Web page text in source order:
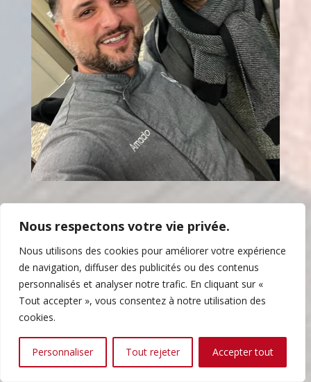
Nous respectons votre vie privée.
Nous utilisons des cookies pour améliorer votre expérience
de navigation, diffuser des publicités ou des contenus
personnalisés et analyser notre trafic. En cliquant sur «
Tout accepter », vous consentez à notre utilisation des
cookies.
Personnaliser Tout rejeter Accepter tout